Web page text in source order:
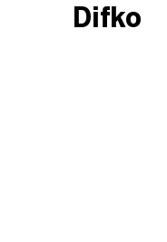
Difko